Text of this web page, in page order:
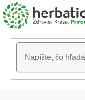
Prejsť
na
obsah